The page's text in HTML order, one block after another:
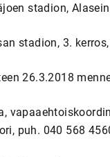
stadion,
stadion, 3.
26.3.2018
puh. 040 568